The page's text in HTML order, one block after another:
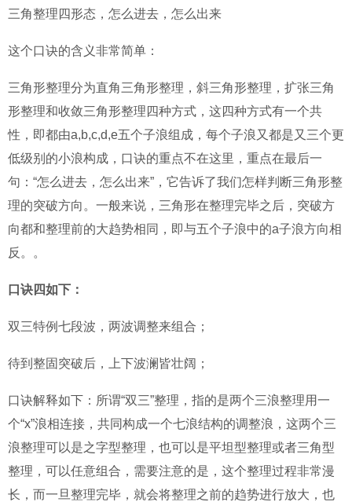
三角整理四形态，怎么进去，怎么出来
这个口诀的含义非常简单：
三角形整理分为直角三角形整理，斜三角形整理，扩张三角
形整理和收敛三角形整理四种方式，这四种方式有一个共
性，即都由a,b,c,d,e五个子浪组成，每个子浪又都是又三个更
低级别的小浪构成，口诀的重点不在这里，重点在最后一
句：“怎么进去，怎么出来”，它告诉了我们怎样判断三角形整
理的突破方向。一般来说，三角形在整理完毕之后，突破方
向都和整理前的大趋势相同，即与五个子浪中的a子浪方向相
反。。
口诀四如下：
双三特例七段波，两波调整来组合；
待到整固突破后，上下波澜皆壮阔；
口诀解释如下：所谓“双三”整理，指的是两个三浪整理用一
个“x”浪相连接，共同构成一个七浪结构的调整浪，这两个三
浪整理可以是之字型整理，也可以是平坦型整理或者三角型
整理，可以任意组合，需要注意的是，这个整理过程非常漫
长，而一旦整理完毕，就会将整理之前的趋势进行放大，也